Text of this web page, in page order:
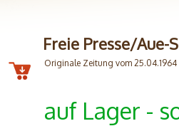
Freie Presse/Aue-
Originale Zeitung vom 25.04.1964
auf Lager -